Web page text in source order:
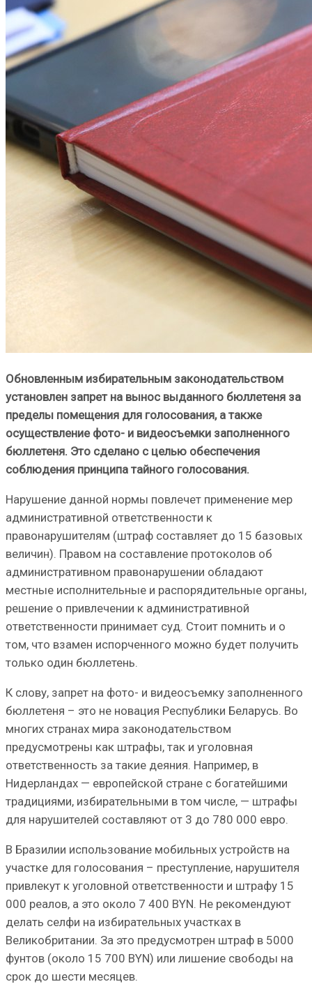
Обновленным избирательным законодательством
установлен запрет на вынос выданного бюллетеня за
пределы помещения для голосования, а также
осуществление фото- и видеосъемки заполненного
бюллетеня. Это сделано с целью обеспечения
соблюдения принципа тайного голосования.
Нарушение данной нормы повлечет применение мер
административной ответственности к
правонарушителям (штраф составляет до 15 базовых
величин). Правом на составление протоколов об
административном правонарушении обладают
местные исполнительные и распорядительные органы,
решение о привлечении к административной
ответственности принимает суд. Стоит помнить и о
том, что взамен испорченного можно будет получить
только один бюллетень.
К слову, запрет на фото- и видеосъемку заполненного
бюллетеня – это не новация Республики Беларусь. Во
многих странах мира законодательством
предусмотрены как штрафы, так и уголовная
ответственность за такие деяния. Например, в
Нидерландах — европейской стране с богатейшими
традициями, избирательными в том числе, — штрафы
для нарушителей составляют от 3 до 780 000 евро.
В Бразилии использование мобильных устройств на
участке для голосования – преступление, нарушителя
привлекут к уголовной ответственности и штрафу 15
000 реалов, а это около 7 400 BYN. Не рекомендуют
делать селфи на избирательных участках в
Великобритании. За это предусмотрен штраф в 5000
фунтов (около 15 700 BYN) или лишение свободы на
срок до шести месяцев.